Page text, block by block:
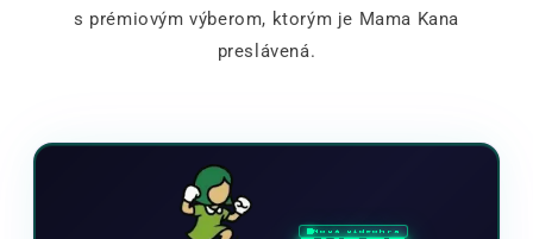
s prémiovým výberom, ktorým je Mama Kana
preslávená.
Nová videohra